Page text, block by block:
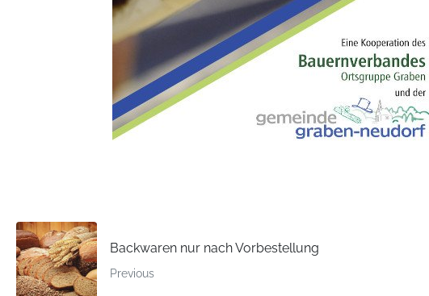
Backwaren nur nach Vorbestellung
Previous